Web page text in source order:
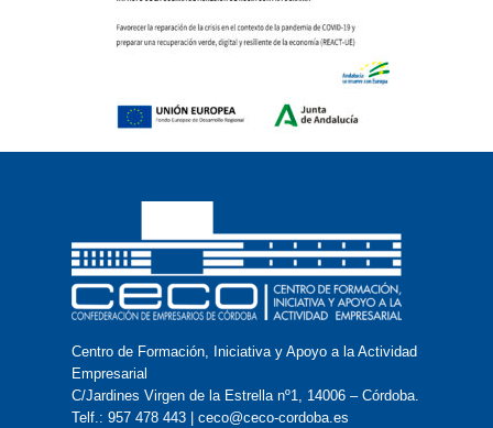
Centro de Formación, Iniciativa y Apoyo a la Actividad
Empresarial
C/Jardines Virgen de la Estrella nº1, 14006 – Córdoba.
Telf.: 957 478 443 | ceco@ceco-cordoba.es